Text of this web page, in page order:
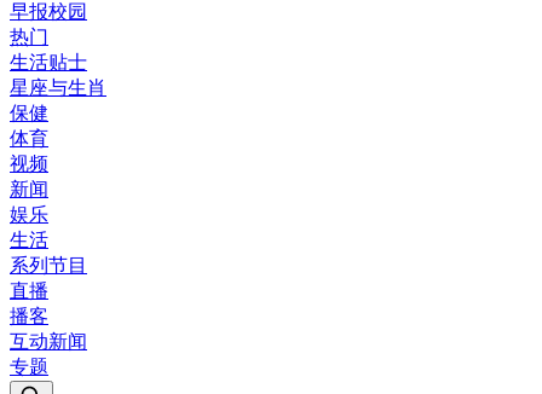
早报校园
热门
生活贴士
星座与生肖
保健
体育
视频
新闻
娱乐
生活
系列节目
直播
播客
互动新闻
专题